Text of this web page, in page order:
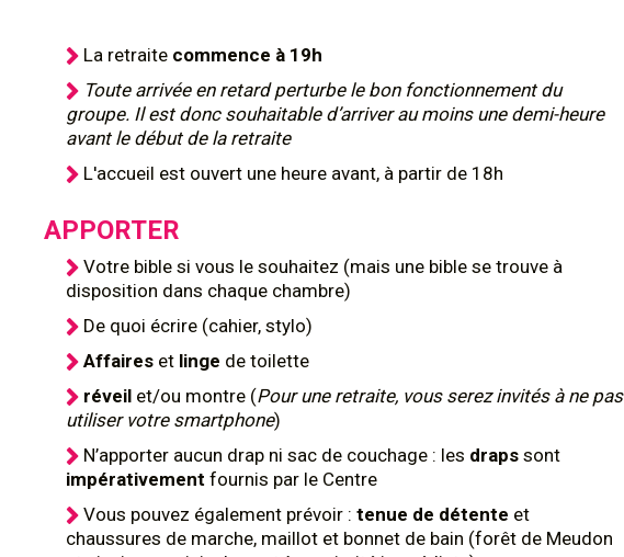
La retraite commence à 19h
Toute arrivée en retard perturbe le bon fonctionnement du
groupe. Il est donc souhaitable d’arriver au moins une demi-heure
avant le début de la retraite
L'accueil est ouvert une heure avant, à partir de 18h
APPORTER
Votre bible si vous le souhaitez (mais une bible se trouve à
disposition dans chaque chambre)
De quoi écrire (cahier, stylo)
Affaires et linge de toilette
réveil et/ou montre (Pour une retraite, vous serez invités à ne pas
utiliser votre smartphone)
N’apporter aucun drap ni sac de couchage : les draps sont
impérativement fournis par le Centre
Vous pouvez également prévoir : tenue de détente et
chaussures de marche, maillot et bonnet de bain (forêt de Meudon